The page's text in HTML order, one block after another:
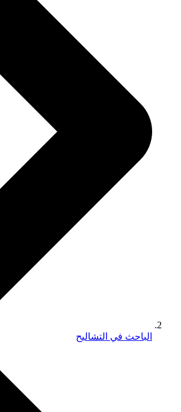
الباحث في التشاليح